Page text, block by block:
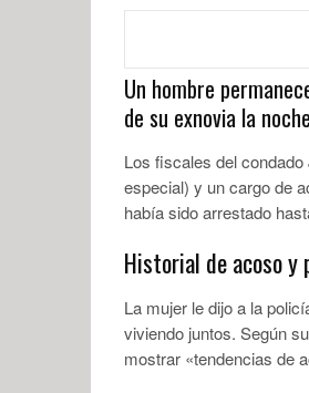
Un hombre
de su exnovia la
Los fiscales del
especial) y un cargo de
había sido arrestado
Historial de acoso y
La mujer le dijo a la
viviendo juntos. Según
mostrar «tendencias de